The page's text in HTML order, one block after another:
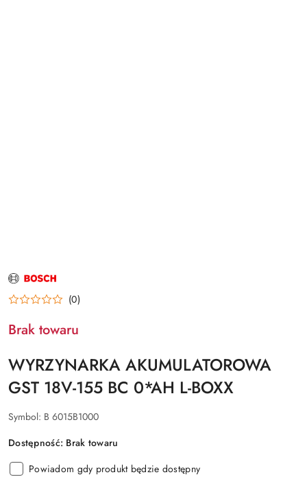
NAZWA
PRODUCENTA:
BOSCH (0)
Brak towaru
WYRZYNARKA AKUMULATOROWA
GST 18V-155 BC 0*AH L-BOXX
Symbol: B 6015B1000
Dostępność: Brak towaru
Powiadom gdy produkt będzie dostępny